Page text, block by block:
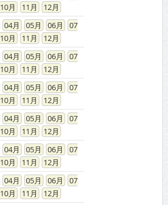
10 11
12
04 05 06
07
10 11
12
04 05 06
07
10 11
12
04 05 06
07
10 11
12
04 05 06
07
10 11
12
04 05 06
07
10 11
12
04 05 06
07
10 11
12